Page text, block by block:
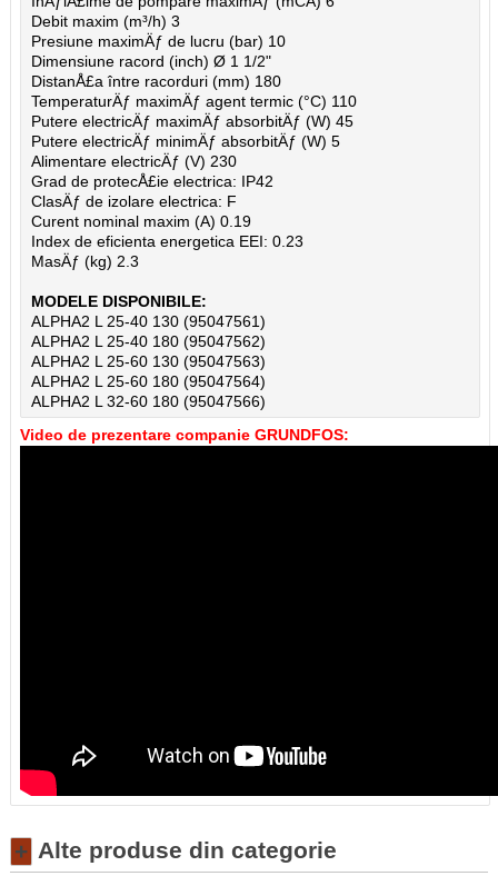
Debit maxim (m³/h) 3
Presiune maximÄƒ de lucru (bar) 10
Dimensiune racord (inch) Ø 1 1/2"
DistanÅ£a între racorduri (mm) 180
TemperaturÄƒ maximÄƒ agent termic (°C) 110
Putere electricÄƒ maximÄƒ absorbitÄƒ (W) 45
Putere electricÄƒ minimÄƒ absorbitÄƒ (W) 5
Alimentare electricÄƒ (V) 230
Grad de protecÅ£ie electrica: IP42
ClasÄƒ de izolare electrica: F
Curent nominal maxim (A) 0.19
Index de eficienta energetica EEI: 0.23
MasÄƒ (kg) 2.3
MODELE DISPONIBILE:
ALPHA2 L 25-40 130 (95047561)
ALPHA2 L 25-40 180 (95047562)
ALPHA2 L 25-60 130 (95047563)
ALPHA2 L 25-60 180 (95047564)
ALPHA2 L 32-60 180 (95047566)
Video de prezentare companie GRUNDFOS:
+ Alte produse din categorie